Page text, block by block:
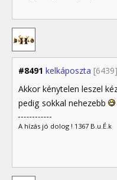
#8491 kelkáposzta [6439]
Akkor kénytelen leszel
pedig sokkal nehezebb
A hízás jó dolog ! 1367 B.u.É.k